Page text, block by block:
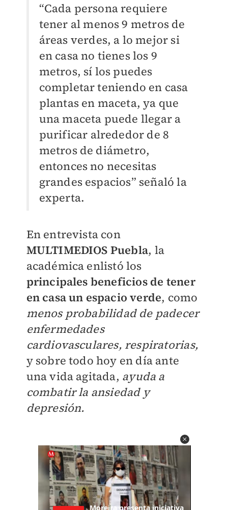
“Cada persona requiere
tener al menos 9 metros de
áreas verdes, a lo mejor si
en casa no tienes los 9
metros, sí los puedes
completar teniendo en casa
plantas en maceta, ya que
una maceta puede llegar a
purificar alrededor de 8
metros de diámetro,
entonces no necesitas
grandes espacios” señaló la
experta.
En entrevista con
MULTIMEDIOS Puebla, la
académica enlistó los
principales beneficios de tener
en casa un espacio verde, como
menos probabilidad de padecer
enfermedades
cardiovasculares, respiratorias,
y sobre todo hoy en día ante
una vida agitada, ayuda a
combatir la ansiedad y
depresión.